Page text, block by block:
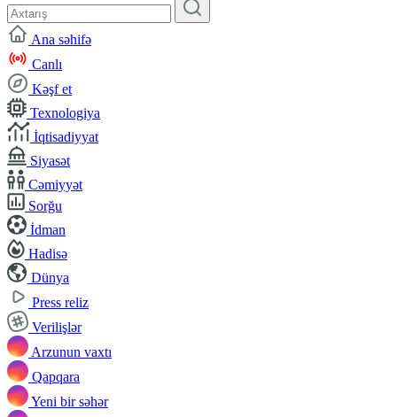
Ana səhifə
Canlı
Kəşf et
Texnologiya
İqtisadiyyat
Siyasət
Cəmiyyət
Sorğu
İdman
Hadisə
Dünya
Press reliz
Verilişlər
Arzunun vaxtı
Qapqara
Yeni bir səhər